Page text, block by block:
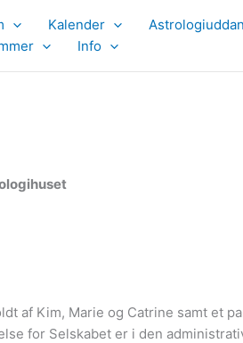
Kalender
Info
af Kim, Marie og Catrine samt et
for Selskabet er i den